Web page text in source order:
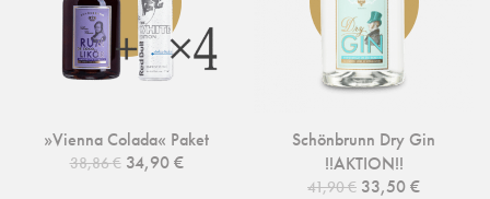
»Vienna Colada« Paket
38,86€ Original price was: 38,86 €.
34,90€Current price is: 34,90 €.
Schönbrunn Dry Gin
!!AKTION!!
41,90€ Original price
33,50€Current